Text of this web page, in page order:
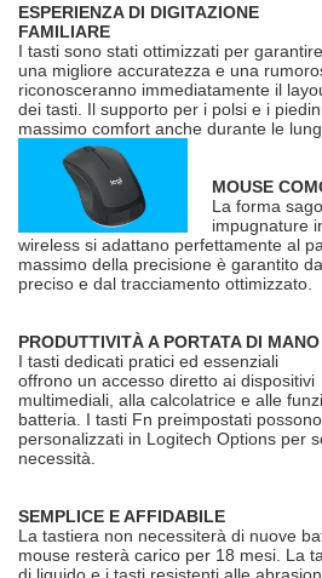
ESPERIENZA DI DIGITAZIONE
FAMILIARE
I tasti sono stati ottimizzati per garantire
una migliore accuratezza e una
riconosceranno immediatamente il
dei tasti. Il supporto per i polsi e i
massimo comfort anche durante le
MOUSE
La forma
impugnature
wireless si adattano perfettamente al
massimo della precisione è garantito
preciso e dal tracciamento ottimizzato.
PRODUTTIVITÀ A PORTATA DI MANO
I tasti dedicati pratici ed essenziali
offrono un accesso diretto ai dispositivi
multimediali, alla calcolatrice e alle
batteria. I tasti Fn preimpostati
personalizzati in Logitech Options per
necessità.
SEMPLICE E AFFIDABILE
La tastiera non necessiterà di nuove
mouse resterà carico per 18 mesi. La
di liquido e i tasti resistenti alle